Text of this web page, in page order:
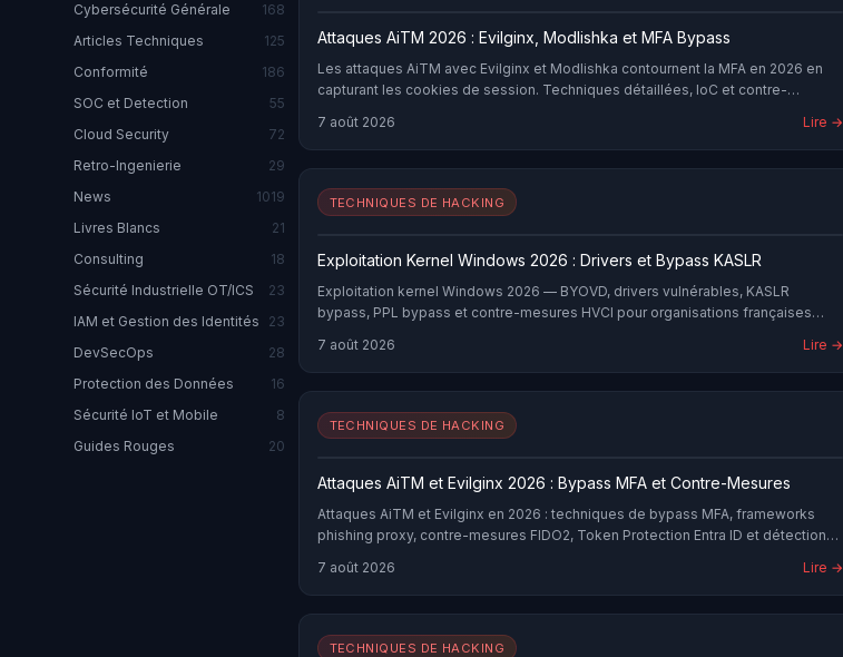
Cybersécurité Générale
168
Articles Techniques
125
Conformité
186
SOC et Detection
55
Cloud Security
72
Retro-Ingenierie
29
News
1019
Livres Blancs
21
Consulting
18
Sécurité Industrielle OT/ICS
23
IAM et Gestion des Identités
23
DevSecOps
28
Protection des Données
16
Sécurité IoT et Mobile
8
Guides Rouges
20
Attaques AiTM 2026 : Evilginx, Modlishka et MFA Bypass
Les attaques AiTM avec Evilginx et Modlishka contournent la MFA en 2026 en
capturant les cookies de session. Techniques détaillées, IoC et contre-
7 août 2026 Lire →
TECHNIQUES DE HACKING
Exploitation Kernel Windows 2026 : Drivers et Bypass KASLR
Exploitation kernel Windows 2026 — BYOVD, drivers vulnérables, KASLR
bypass, PPL bypass et contre-mesures HVCI pour organisations françaises
7 août 2026 Lire →
TECHNIQUES DE HACKING
Attaques AiTM et Evilginx 2026 : Bypass MFA et Contre-Mesures
Attaques AiTM et Evilginx en 2026 : techniques de bypass MFA, frameworks
phishing proxy, contre-mesures FIDO2, Token Protection Entra ID et détection
7 août 2026 Lire →
TECHNIQUES DE HACKING